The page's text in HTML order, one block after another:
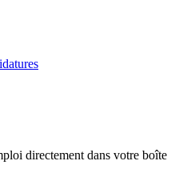
directement dans votre boîte